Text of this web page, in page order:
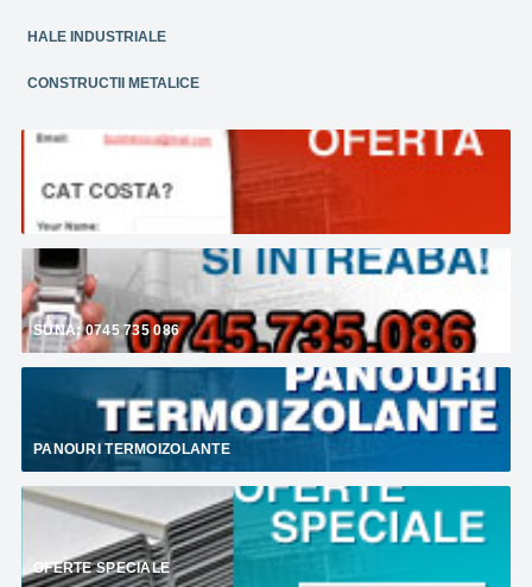
HALE INDUSTRIALE
CONSTRUCTII METALICE
SUNA: 0745 735 086
PANOURI TERMOIZOLANTE
OFERTE SPECIALE